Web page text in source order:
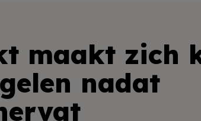
maakt zich
nadat